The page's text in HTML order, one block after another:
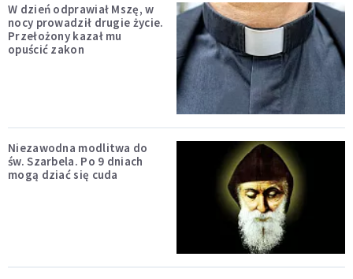
W dzień odprawiał Mszę, w
nocy prowadził drugie życie.
Przełożony kazał mu
opuścić zakon
Niezawodna modlitwa do
św. Szarbela. Po 9 dniach
mogą dziać się cuda